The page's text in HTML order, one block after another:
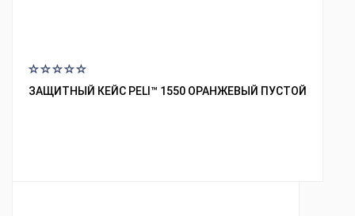
ЗАЩИТНЫЙ КЕЙС PELI™ 1550 ОРАНЖЕВЫЙ ПУСТОЙ